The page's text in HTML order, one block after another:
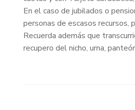
En el caso de jubilados o
personas de escasos recursos,
Recuerda además que
recupero del nicho, urna,